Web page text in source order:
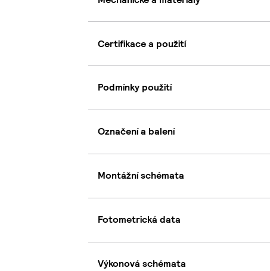
Certifikace a použití
Podmínky použití
Označení a balení
Montážní schémata
Fotometrická data
Výkonová schémata